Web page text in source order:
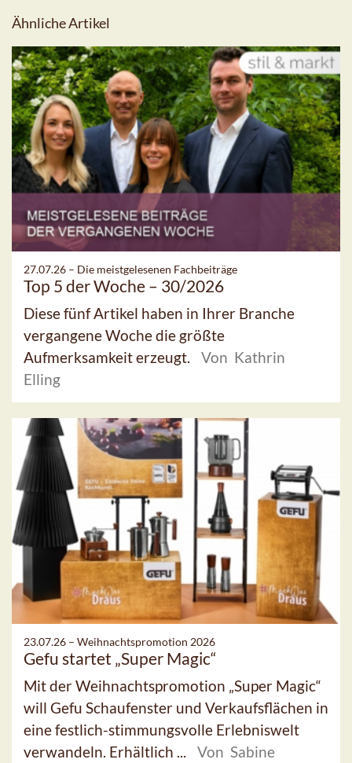
Ähnliche Artikel
27.07.26 – Die meistgelesenen Fachbeiträge
Top 5 der Woche – 30/2026
Diese fünf Artikel haben in Ihrer Branche
vergangene Woche die größte
Aufmerksamkeit erzeugt.
Von Kathrin
Elling
23.07.26 – Weihnachtspromotion 2026
Gefu startet „Super Magic“
Mit der Weihnachtspromotion „Super Magic“
will Gefu Schaufenster und Verkaufsflächen in
eine festlich-stimmungsvolle Erlebniswelt
verwandeln. Erhältlich ...
Von Sabine